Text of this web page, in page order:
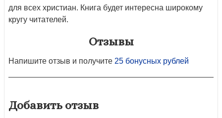
для всех христиан. Книга будет интересна широкому
кругу читателей.
Отзывы
Напишите отзыв и получите 25 бонусных рублей
Добавить отзыв